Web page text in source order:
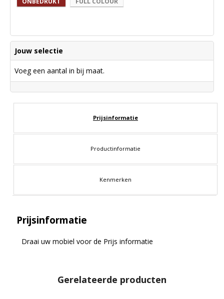
Jouw selectie
Voeg een aantal in bij maat.
Prijsinformatie
Productinformatie
Kenmerken
Prijsinformatie
Draai uw mobiel voor de Prijs informatie
Gerelateerde producten